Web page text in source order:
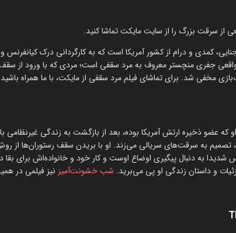
واقعی جفری منچستر معروف به مرد سقفی است؛ مردی که با ورود از
مخفی شد. برای تماشای فیلم مرد سقفی از مایکت، با ما همراه
عضو ذخیره ارتش آمریکا بوده، بعد از بازگشت به زندگی غیرنظامی
به سرقت‌های سریالی می‌زند. او با بریدن سقف رستوران‌ها از
شدیدا به دنبال پیگیری اوضاع اوست و کار خود و خانواده‌اش برای بقا
و داستان زندگی او پی می‌برید. شب خشونت‌آمیز نیز فیلمی در